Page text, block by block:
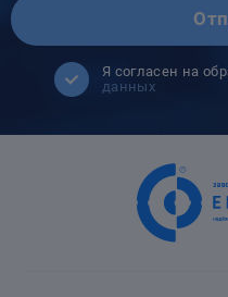
Я согласен на
данных